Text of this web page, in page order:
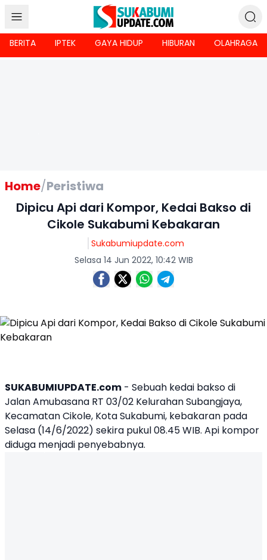
BERITA IPTEK GAYA HIDUP HIBURAN OLAHRAGA
Home/Peristiwa
Dipicu Api dari Kompor, Kedai Bakso di
Cikole Sukabumi Kebakaran
Sukabumiupdate.com
Selasa 14 Jun 2022, 10:42 WIB
SUKABUMIUPDATE.com - Sebuah kedai baksodi
Jalan Amubasana RT 03/02 Kelurahan Subangjaya,
KecamatanCikole, KotaSukabumi, kebakaran pada
Selasa (14/6/2022) sekira pukul 08.45 WIB. Api kompor
diduga menjadi penyebabnya.